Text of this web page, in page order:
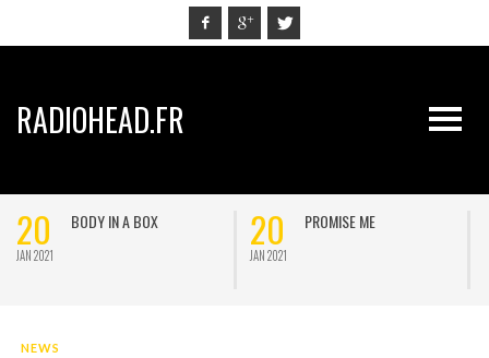
RADIOHEAD.FR
20
JAN 2021
BODY IN A BOX 20
JAN 2021
PROMISE ME
NEWS